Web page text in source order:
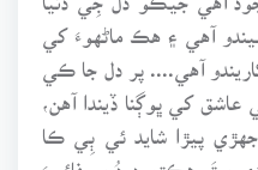
آهي ۽ هڪ ماڻهوءَ کي
آهي.... پر دل جا ڪي
عاشق کي ڀوڳنا ڏيندا آهن،
جهڙي پيڙا شايد ئي ٻِي ڪا
پيڙَ، هڪڙو دردُ بيوفائيءَ